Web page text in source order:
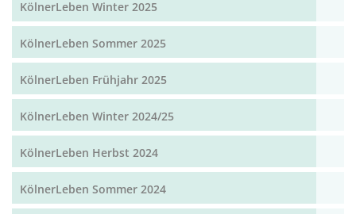
KölnerLeben Winter 2025
KölnerLeben Sommer 2025
KölnerLeben Frühjahr 2025
KölnerLeben Winter 2024/25
KölnerLeben Herbst 2024
KölnerLeben Sommer 2024